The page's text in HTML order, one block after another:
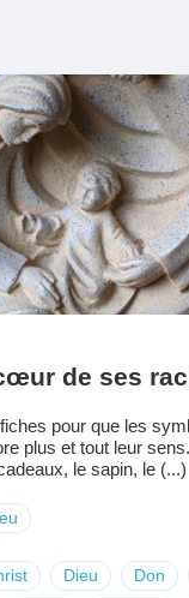
de ses
pour que les
plus et tout leur
le sapin, le (...)
Dieu Don